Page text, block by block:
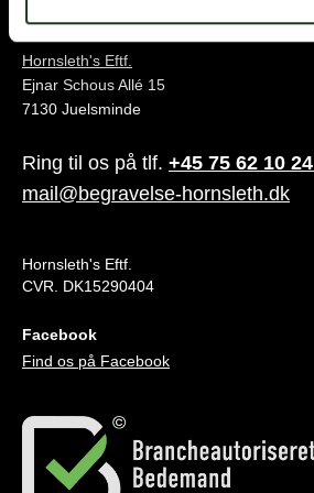
Hornsleth's Eftf.
Ejnar Schous Allé 15
7130 Juelsminde
Ring til os på tlf. +45 75 62 10 24
mail@begravelse-hornsleth.dk
Hornsleth's Eftf.
CVR. DK15290404
Facebook
Find os på Facebook